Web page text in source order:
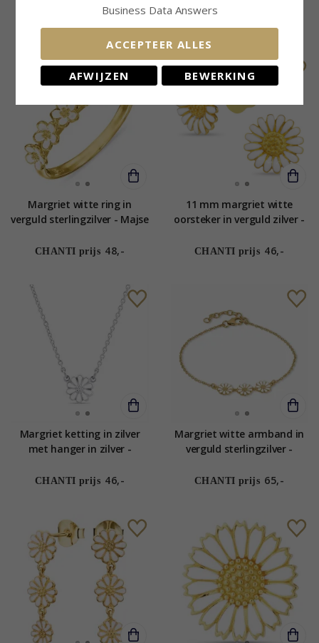
sterlingzilver
Margriet witte ring in
verguld sterlingzilver - Majse
CHANTI prijs 48,-
11 mm margriet witte
oorsteker in verguld zilver -
CHANTI prijs 46,-
Margriet ketting in zilver
met hanger in zilver -
CHANTI prijs 46,-
Margriet witte armband in
verguld sterlingzilver -
CHANTI prijs 65,-
Business Data Answers
ACCEPTEER ALLES
AFWIJZEN BEWERKING